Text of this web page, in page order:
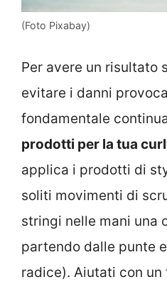
(Foto Pixabay)
Per avere un risultato
evitare i danni
fondamentale
prodotti per la tua
applica i prodotti di
soliti movimenti di
stringi nelle mani una
partendo dalle punte
radice). Aiutati con